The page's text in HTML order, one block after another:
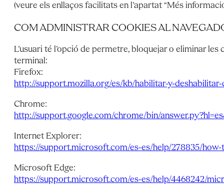
(veure els enllaços facilitats en l’apartat “Més
COM ADMINISTRAR COOKIES AL
L’usuari té l’opció de permetre, bloquejar o eliminar
terminal:
Firefox:
http://support.mozilla.org/es/kb/habilitar-y-
Chrome:
http://support.google.com/chrome/bin/
Internet Explorer:
https://support.microsoft.com/es-es/help/278835/
Microsoft Edge:
https://support.microsoft.com/es-es/help/4468242/